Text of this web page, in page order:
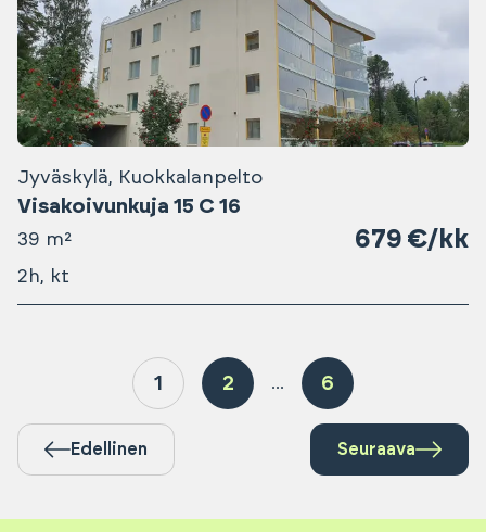
Jyväskylä, Kuokkalanpelto
Visakoivunkuja 15 C 16
39 m² 679 €/kk
2h, kt
Edellinen
1 2 ... 6
Seuraava